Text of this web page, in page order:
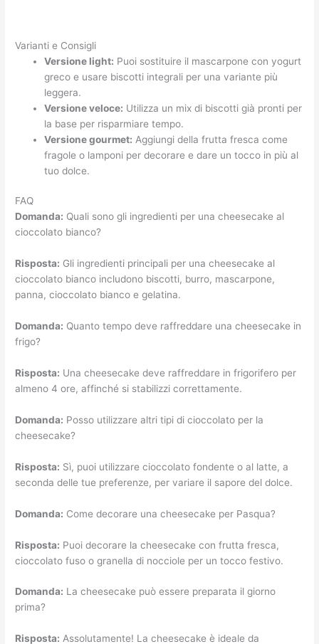
Varianti e Consigli
Versione light: Puoi sostituire il mascarpone con yogurt
greco e usare biscotti integrali per una variante più
leggera.
Versione veloce: Utilizza un mix di biscotti già pronti per
la base per risparmiare tempo.
Versione gourmet: Aggiungi della frutta fresca come
fragole o lamponi per decorare e dare un tocco in più al
tuo dolce.
FAQ
Domanda: Quali sono gli ingredienti per una cheesecake al
cioccolato bianco?
Risposta: Gli ingredienti principali per una cheesecake al
cioccolato bianco includono biscotti, burro, mascarpone,
panna, cioccolato bianco e gelatina.
Domanda: Quanto tempo deve raffreddare una cheesecake in
frigo?
Risposta: Una cheesecake deve raffreddare in frigorifero per
almeno 4 ore, affinché si stabilizzi correttamente.
Domanda: Posso utilizzare altri tipi di cioccolato per la
cheesecake?
Risposta: Sì, puoi utilizzare cioccolato fondente o al latte, a
seconda delle tue preferenze, per variare il sapore del dolce.
Domanda: Come decorare una cheesecake per Pasqua?
Risposta: Puoi decorare la cheesecake con frutta fresca,
cioccolato fuso o granella di nocciole per un tocco festivo.
Domanda: La cheesecake può essere preparata il giorno
prima?
Risposta: Assolutamente! La cheesecake è ideale da